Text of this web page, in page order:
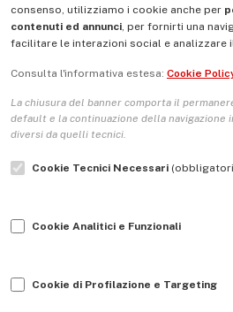
La Nostra Storia
Le Copertine
L’Associazione
Indirizzo Socio Politico Culturale
Guida per le autrici e gli autori
consenso, utilizziamo i cookie anche per
contenuti ed annunci, per fornirti una
facilitare le interazioni social e
Consulta l'informativa estesa: Cookie
La chiusura del banner comporta il
default e la continuazione della navigazione
diversi da quelli tecnici.
Cookie Tecnici Necessari
Cookie Analitici e Funzionali
Cookie di Profilazione e Targeting